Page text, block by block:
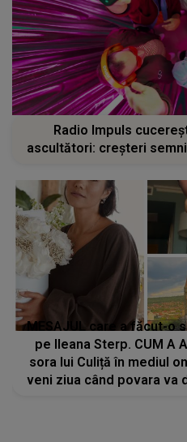
Radio Impuls
ascultători: creșteri
MESAJUL care a făcut-o
pe Ileana Sterp. CUM A
sora lui Culiță în mediul
veni ziua când povara va